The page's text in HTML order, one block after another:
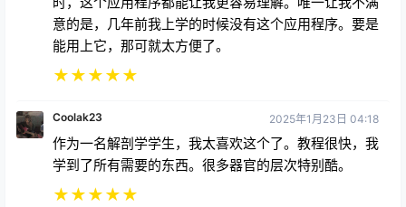
意的是，几年前我上学的时候没有这个应用程序。要是
能用上它，那可就太方便了。
★★★★★
Coolak23 2025年1月23日 04:18
作为一名解剖学学生，我太喜欢这个了。教程很快，我
学到了所有需要的东西。很多器官的层次特别酷。
★★★★★